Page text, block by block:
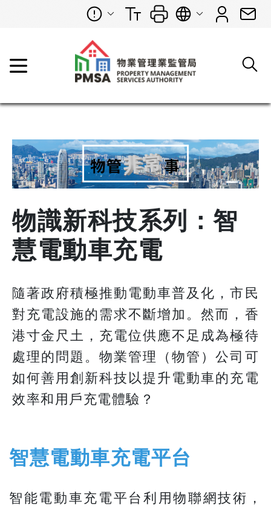
物識新科技系列：智
慧電動車充電
隨著政府積極推動電動車普及化，市民
對充電設施的需求不斷增加。然而，香
港寸金尺土，充電位供應不足成為極待
處理的問題。物業管理（物管）公司可
如何善用創新科技以提升電動車的充電
效率和用戶充電體驗？
智慧電動車充電平台
智能電動車充電平台利用物聯網技術，